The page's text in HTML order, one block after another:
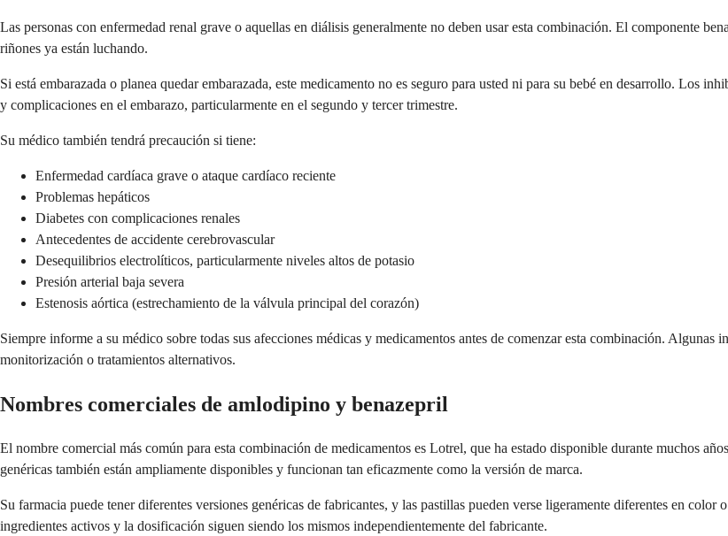
Las personas con enfermedad renal grave o aquellas en diálisis generalmente no deben usar esta combinación. El componente
riñones ya están luchando.
Si está embarazada o planea quedar embarazada, este medicamento no es seguro para usted ni para su bebé en desarrollo. Los
y complicaciones en el embarazo, particularmente en el segundo y tercer trimestre.
Su médico también tendrá precaución si tiene:
Enfermedad cardíaca grave o ataque cardíaco reciente
Problemas hepáticos
Diabetes con complicaciones renales
Antecedentes de accidente cerebrovascular
Desequilibrios electrolíticos, particularmente niveles altos de potasio
Presión arterial baja severa
Estenosis aórtica (estrechamiento de la válvula principal del corazón)
Siempre informe a su médico sobre todas sus afecciones médicas y medicamentos antes de comenzar esta combinación. Algunas
monitorización o tratamientos alternativos.
Nombres comerciales de amlodipino y benazepril
El nombre comercial más común para esta combinación de medicamentos es Lotrel, que ha estado disponible durante muchos
genéricas también están ampliamente disponibles y funcionan tan eficazmente como la versión de marca.
Su farmacia puede tener diferentes versiones genéricas de fabricantes, y las pastillas pueden verse ligeramente diferentes en
ingredientes activos y la dosificación siguen siendo los mismos independientemente del fabricante.